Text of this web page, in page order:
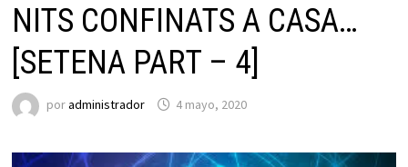
NITS CONFINATS A CASA…
[SETENA PART – 4]
poradministrador 4 mayo, 2020